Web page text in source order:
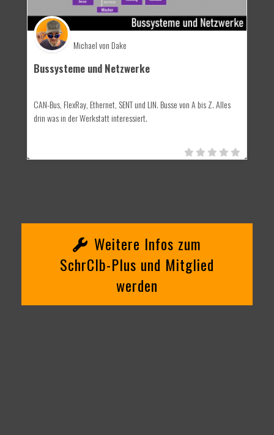
Michael von Dake
Bussysteme und Netzwerke
CAN-Bus, FlexRay, Ethernet, SENT und LIN. Busse von A bis Z. Alles
drin was in der Werkstatt interessiert.
Weitere Infos zum
SchrClb-Plus und Mitglied
werden